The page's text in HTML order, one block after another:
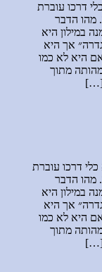
דרכו עוברת
מהו הדבר
במילון היא
אך היא
היא לא כמו
מתוך
[…]
דרכו עוברת
מהו הדבר
במילון היא
אך היא
היא לא כמו
מתוך
[…]